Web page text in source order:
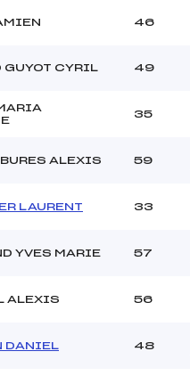
46
GUYOT CYRIL 49
35
ALEXIS 59
LAURENT 33
YVES MARIE 57
ALEXIS 56
DANIEL 48